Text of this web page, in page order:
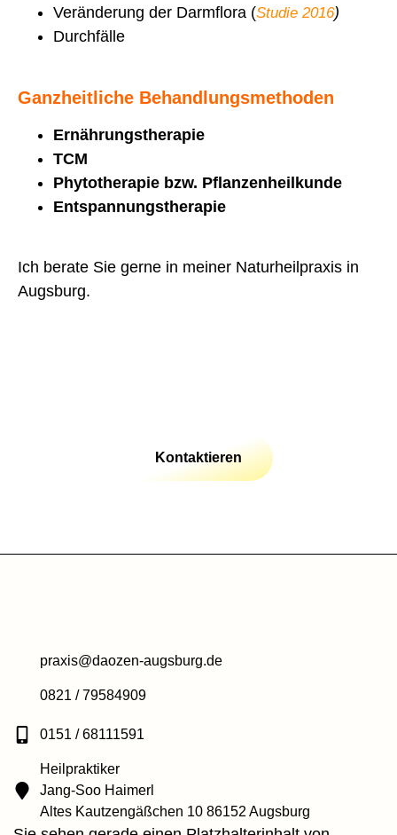
Veränderung der Darmflora (Studie 2016)
Durchfälle
Ganzheitliche Behandlungsmethoden
Ernährungstherapie
TCM
Phytotherapie bzw. Pflanzenheilkunde
Entspannungstherapie
Ich berate Sie gerne in meiner Naturheilpraxis in
Augsburg.
Kontaktieren
praxis@daozen-augsburg.de
0821 / 79584909
0151 / 68111591
Heilpraktiker
Jang-Soo Haimerl
Altes Kautzengäßchen 10 86152 Augsburg